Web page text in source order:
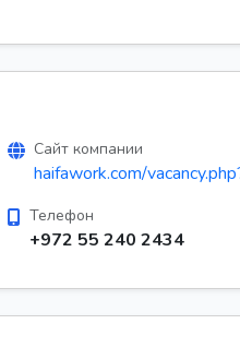
Сайт компании
haifawork.com/
Телефон
+972 55 240 2434